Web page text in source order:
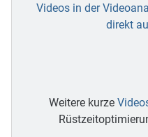
Videos in der
direkt
Weitere kurze